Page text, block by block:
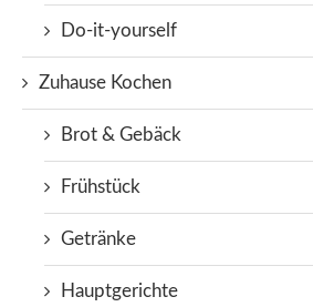
Do-it-yourself
Zuhause Kochen
Brot & Gebäck
Frühstück
Getränke
Hauptgerichte